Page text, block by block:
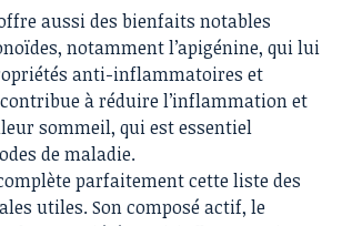
aussi des bienfaits notables
notamment l’apigénine, qui lui
anti-inflammatoires et
à réduire l’inflammation et
sommeil, qui est essentiel
de maladie.
parfaitement cette liste des
utiles. Son composé actif, le